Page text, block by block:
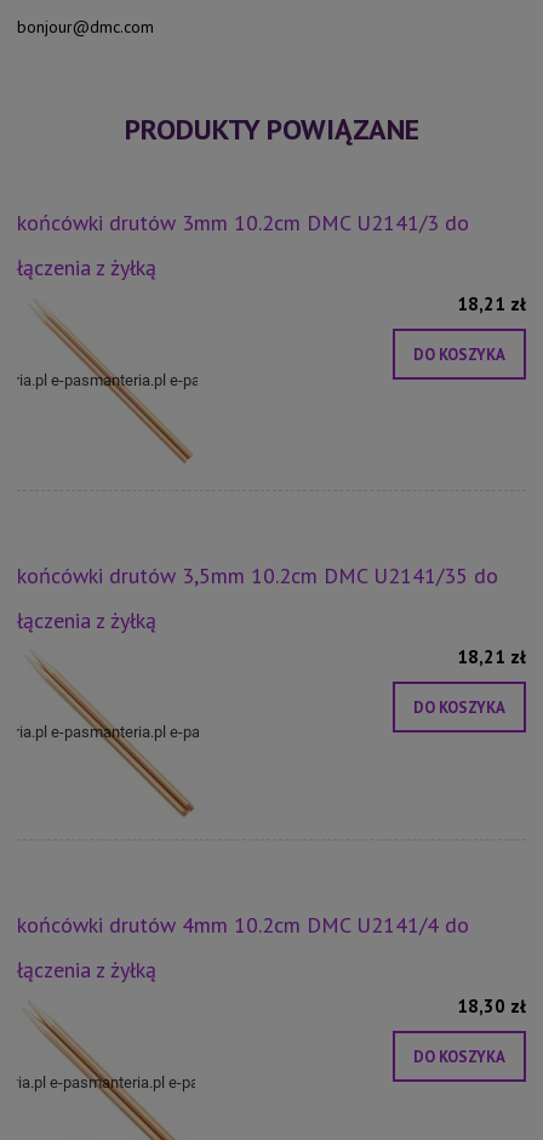
bonjour@dmc.com
PRODUKTY POWIĄZANE
końcówki drutów 3mm 10.2cm DMC U2141/3 do
łączenia z żyłką
18,21 zł
DO KOSZYKA
końcówki drutów 3,5mm 10.2cm DMC U2141/35 do
łączenia z żyłką
18,21 zł
DO KOSZYKA
końcówki drutów 4mm 10.2cm DMC U2141/4 do
łączenia z żyłką
18,30 zł
DO KOSZYKA